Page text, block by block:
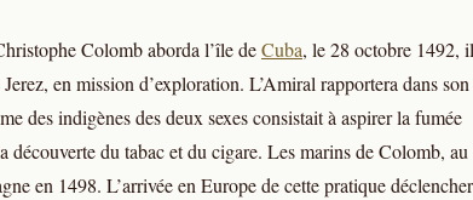
Colomb aborda l’île deCuba, le 28 octobre 1492, il
en mission d’exploration. L’Amiral rapportera dans son
des indigènes des deux sexes consistait à aspirer la fumée
découverte du tabac et du cigare. Les marins de Colomb, au
en 1498. L’arrivée en Europe de cette pratique